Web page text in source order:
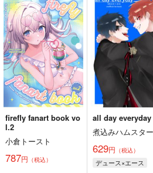
firefly fanart book vo
l.2
小倉トースト
787円 （税込）
all day everyday
煮込みハムスター
629円 （税込）
デュース×エース